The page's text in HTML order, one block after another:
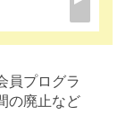
員プログラ
の廃止など